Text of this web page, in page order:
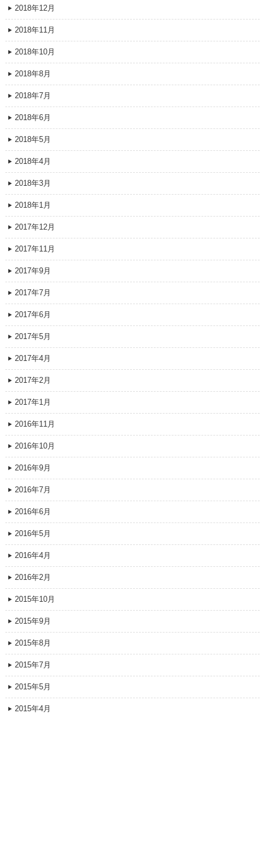
2018年12月
2018年11月
2018年10月
2018年8月
2018年7月
2018年6月
2018年5月
2018年4月
2018年3月
2018年1月
2017年12月
2017年11月
2017年9月
2017年7月
2017年6月
2017年5月
2017年4月
2017年2月
2017年1月
2016年11月
2016年10月
2016年9月
2016年7月
2016年6月
2016年5月
2016年4月
2016年2月
2015年10月
2015年9月
2015年8月
2015年7月
2015年5月
2015年4月